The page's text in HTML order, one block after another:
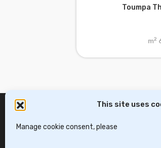
This site uses
Manage cookie consent, please
Toumpa
2